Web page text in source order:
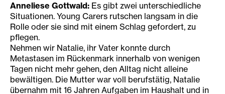
Anneliese Gottwald: Es gibt zwei unterschiedliche
Situationen. Young Carers rutschen langsam in die
Rolle oder sie sind mit einem Schlag gefordert, zu
pflegen.
Nehmen wir Natalie, ihr Vater konnte durch
Metastasen im Rückenmark innerhalb von wenigen
Tagen nicht mehr gehen, den Alltag nicht alleine
bewältigen. Die Mutter war voll berufstätig, Natalie
übernahm mit 16 Jahren Aufgaben im Haushalt und in